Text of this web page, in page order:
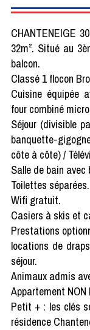
CHANTENEIGE
32m². Situé au
balcon.
Classé 1 flocon
Cuisine équipée
four combiné
Séjour (divisible
banquette-
côte à côte) /
Salle de bain
Toilettes séparées.
Wifi gratuit.
Casiers à skis et
Prestations
locations de
séjour.
Animaux admis
Appartement NON
Petit + : les clés
résidence